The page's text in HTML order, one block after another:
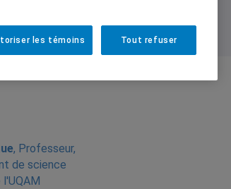
, Professeur,
de science
Tout refuser
les témoins